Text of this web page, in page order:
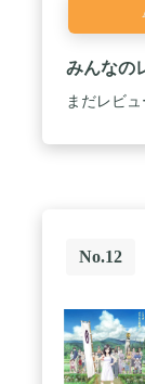
みんなの
まだレビ
No.12